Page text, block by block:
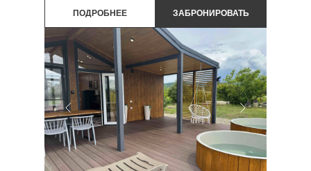
ПОДРОБНЕЕ ЗАБРОНИРОВАТЬ